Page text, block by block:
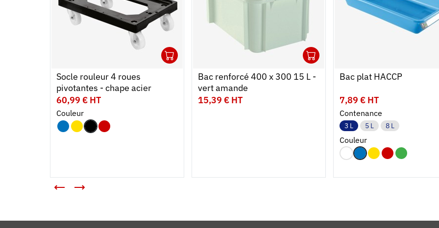
Socle rouleur 4 roues
pivotantes - chape acier
60,99 € HT
Couleur
Bac renforcé 400 x 300 15 L -
vert amande
15,39 € HT
Bac plat HACCP
7,89 € HT
Contenance
3 L 5 L 8 L
Couleur